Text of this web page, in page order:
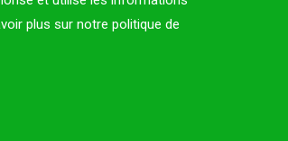
plus sur notre politique de